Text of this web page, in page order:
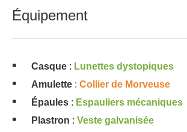
Équipement
Casque : Lunettes dystopiques
Amulette : Collier de Morveuse
Épaules : Espauliers mécaniques
Plastron : Veste galvanisée